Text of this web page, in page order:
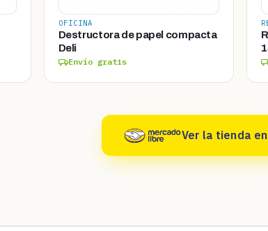
OFICINA
Destructora de papel compacta
Deli
Envío gratis
Ver la tienda